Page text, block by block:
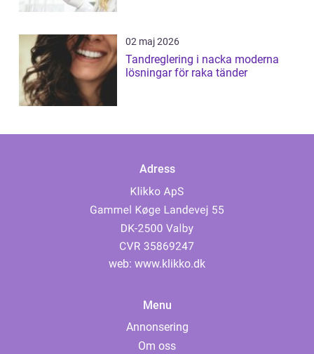
02 maj 2026
Tandreglering i nacka moderna
lösningar för raka tänder
Adress
web: www.klikko.dk
Menu
Annonsering
Om oss